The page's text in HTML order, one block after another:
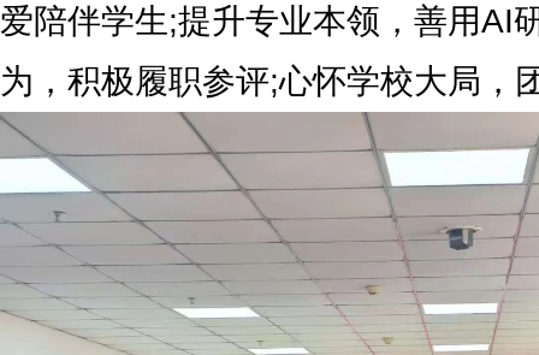
爱陪伴学生;提升专业本领，善用AI
为，积极履职参评;心怀学校大局，